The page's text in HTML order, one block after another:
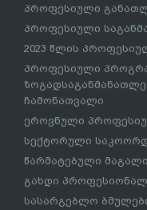
პროფესიული
პროფესიული
2023 წლის
პროფესიული
ჩამონათვალი
ეროვნული
სექტორული
წარმატებული
გახდი
სასარგებლო